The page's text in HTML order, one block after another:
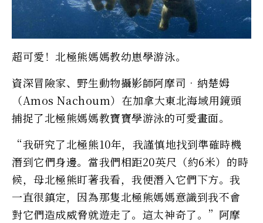
超可愛！北極熊媽媽教幼崽學游泳。
資深冒險家、野生動物攝影師阿摩司•納楚姆
（Amos Nachoum）在加拿大東北海域用鏡頭
捕捉了北極熊媽媽教寶寶學游泳的可愛畫面。
“我研究了北極熊10年，我謹慎地找到準確時機
潛到它們身邊。當我們相距20英尺（約6米）的時
候，母北極熊盯著我看，我便潛入它們下方。我
一直很鎮定，因為那隻北極熊媽媽意識到我不會
對它們造成威脅就遊走了。這太神奇了。”阿摩